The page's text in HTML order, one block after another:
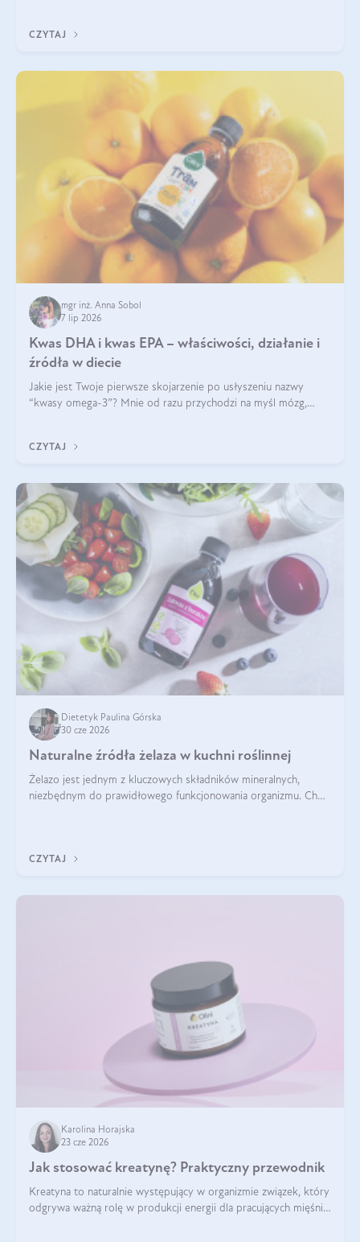
CZYTAJ
mgr inż. Anna Sobol
7 lip 2026
Kwas DHA i kwas EPA – właściwości, działanie i
źródła w diecie
Jakie jest Twoje pierwsze skojarzenie po usłyszeniu nazwy
“kwasy omega-3”? Mnie od razu przychodzi na myśl mózg,
EPA.
CZYTAJ
Dietetyk Paulina Górska
30 cze 2026
Naturalne źródła żelaza w kuchni roślinnej
Żelazo jest jednym z kluczowych składników mineralnych,
niezbędnym do prawidłowego funkcjonowania organizmu. Choć
CZYTAJ
Karolina Horajska
23 cze 2026
Jak stosować kreatynę? Praktyczny przewodnik
Kreatyna to naturalnie występujący w organizmie związek, który
odgrywa ważną rolę w produkcji energii dla pracujących mięśni.